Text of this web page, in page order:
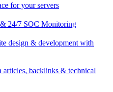
for your servers
24/7 SOC Monitoring
design & development with
backlinks & technical